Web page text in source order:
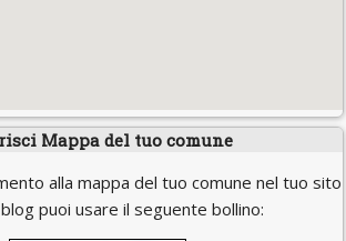
Mappa del tuo comune
alla mappa del tuo comune nel tuo sito
puoi usare il seguente bollino: